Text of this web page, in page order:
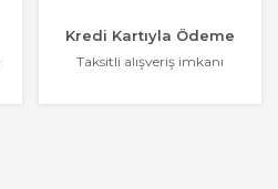
Kredi Kartıyla Ödeme
Taksitli alışveriş imkanı